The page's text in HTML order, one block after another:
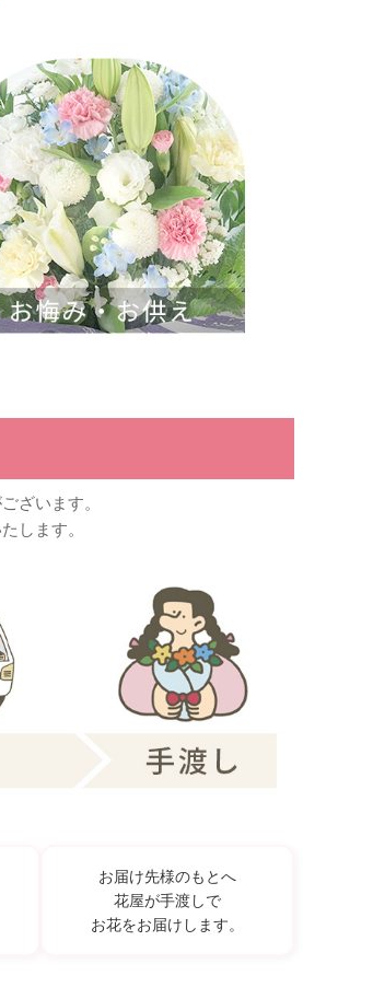
ざいます。
します。
お届け先様のもとへ
花屋が手渡しで
お花をお届けします。